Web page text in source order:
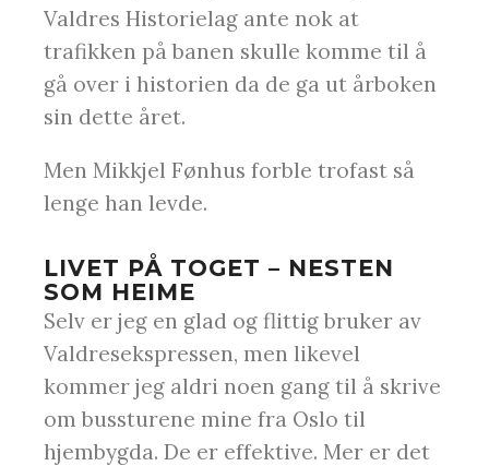
Valdres Historielag ante nok at
trafikken på banen skulle komme til å
gå over i historien da de ga ut årboken
sin dette året.
Men Mikkjel Fønhus forble trofast så
lenge han levde.
LIVET PÅ TOGET – NESTEN
SOM HEIME
Selv er jeg en glad og flittig bruker av
Valdresekspressen, men likevel
kommer jeg aldri noen gang til å skrive
om bussturene mine fra Oslo til
hjembygda. De er effektive. Mer er det